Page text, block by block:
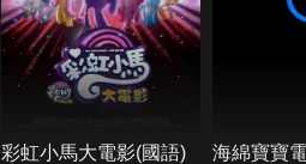
彩虹小馬大電影(國語)
海綿寶寶